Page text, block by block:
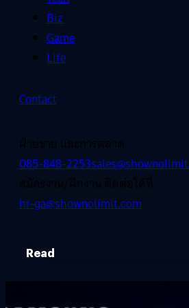
Biz
Game
Life
Contact
ฝ่ายขาย และการตลาด
085-848-2253
สมัครงาน/ฝึกงาน ติดต่อได้ที่
hr-ga@shownolimit.com
Read